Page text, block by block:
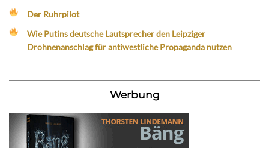
Der Ruhrpilot
Wie Putins deutsche Lautsprecher den Leipziger
Drohnenanschlag für antiwestliche Propaganda nutzen
Werbung